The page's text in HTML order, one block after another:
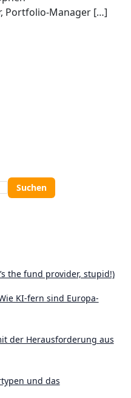
Portfolio-Manager […]
Suchen
the fund provider, stupid!)
KI-fern sind Europa-
der Herausforderung aus
und das